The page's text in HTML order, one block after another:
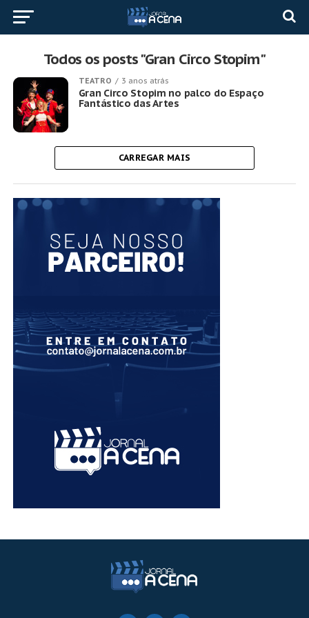
Todos os posts "Gran Circo Stopim"
TEATRO 3 anos atrás
Gran Circo Stopim no palco do Espaço
Fantástico das Artes
CARREGAR MAIS